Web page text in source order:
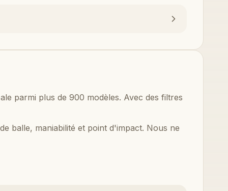
parmi plus de 900 modèles. Avec des filtres
balle, maniabilité et point d'impact. Nous ne